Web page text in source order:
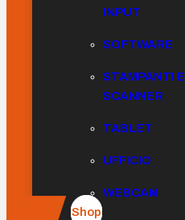
INPUT
SOFTWARE
STAMPANTI E
SCANNER
TABLET
UFFICIO
WEBCAM
Shop